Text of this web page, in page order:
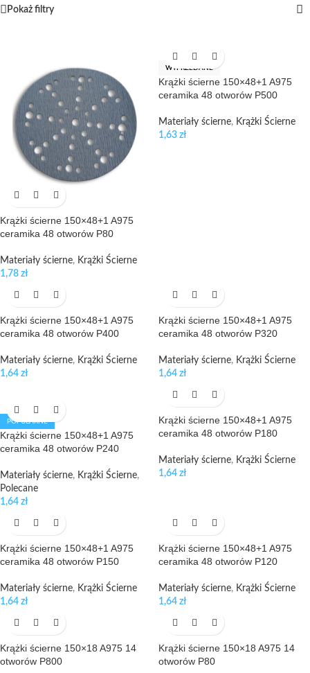
Pokaż filtry
Krążki ścierne 150×48+1 A975
ceramika 48 otworów P80
Materiały ścierne, Krążki Ścierne
1,78 zł
WYPRZEDANE
Krążki ścierne 150×48+1 A975
ceramika 48 otworów P500
Materiały ścierne, Krążki Ścierne
1,63 zł
Krążki ścierne 150×48+1 A975
ceramika 48 otworów P400
Materiały ścierne, Krążki Ścierne
1,64 zł
Krążki ścierne 150×48+1 A975
ceramika 48 otworów P320
Materiały ścierne, Krążki Ścierne
1,64 zł
POPULARNE
Krążki ścierne 150×48+1 A975
ceramika 48 otworów P240
Materiały ścierne, Krążki Ścierne,
Polecane
1,64 zł
Krążki ścierne 150×48+1 A975
ceramika 48 otworów P180
Materiały ścierne, Krążki Ścierne
1,64 zł
Krążki ścierne 150×48+1 A975
ceramika 48 otworów P150
Materiały ścierne, Krążki Ścierne
1,64 zł
Krążki ścierne 150×48+1 A975
ceramika 48 otworów P120
Materiały ścierne, Krążki Ścierne
1,64 zł
Krążki ścierne 150×18 A975 14
otworów P800
Krążki ścierne 150×18 A975 14
otworów P80